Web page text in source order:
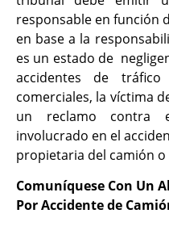
responsable en función
en base a la
es un estado de
accidentes de tráfico
comerciales, la víctima
un reclamo contra
involucrado en el
propietaria del camión o
Comuníquese Con Un
Por Accidente de